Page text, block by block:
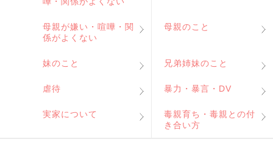
母親が嫌い・喧嘩・関
係がよくない
母親のこと
妹のこと 兄弟姉妹のこと
虐待 暴力・暴言・DV
実家について
毒親育ち・毒親との付
き合い方